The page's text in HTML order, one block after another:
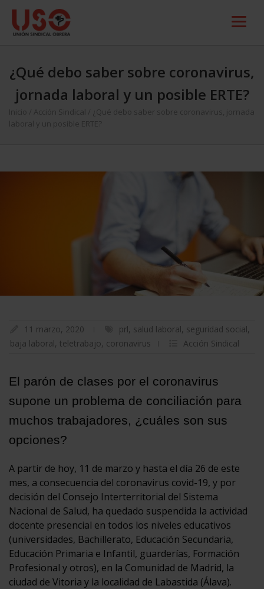
¿Qué debo saber sobre coronavirus,
jornada laboral y un posible ERTE?
Inicio Acción Sindical
¿Qué debo saber sobre coronavirus, jornada
laboral y un posible ERTE?
11 marzo, 2020 prl, salud laboral, seguridad social,
baja laboral, teletrabajo, coronavirus Acción Sindical
El parón de clases por el coronavirus
supone un problema de conciliación para
muchos trabajadores, ¿cuáles son sus
opciones?
A partir de hoy, 11 de marzo y hasta el día 26 de este
mes, a consecuencia del coronavirus covid-19, y por
decisión del Consejo Interterritorial del Sistema
Nacional de Salud, ha quedado suspendida la actividad
docente presencial en todos los niveles educativos
(universidades, Bachillerato, Educación Secundaria,
Educación Primaria e Infantil, guarderías, Formación
Profesional y otros), en la Comunidad de Madrid, la
ciudad de Vitoria y la localidad de Labastida (Álava).